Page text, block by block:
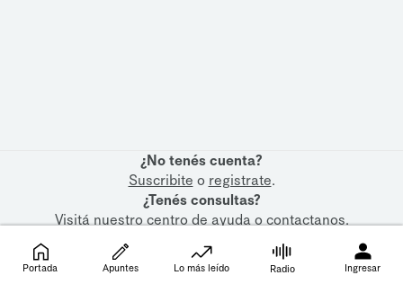
¿No tenés cuenta?
Suscribite o registrate.
¿Tenés consultas?
Visitá nuestrocentro de ayudaocontactanos.
Portada Apuntes Lo más leído Radio Ingresar